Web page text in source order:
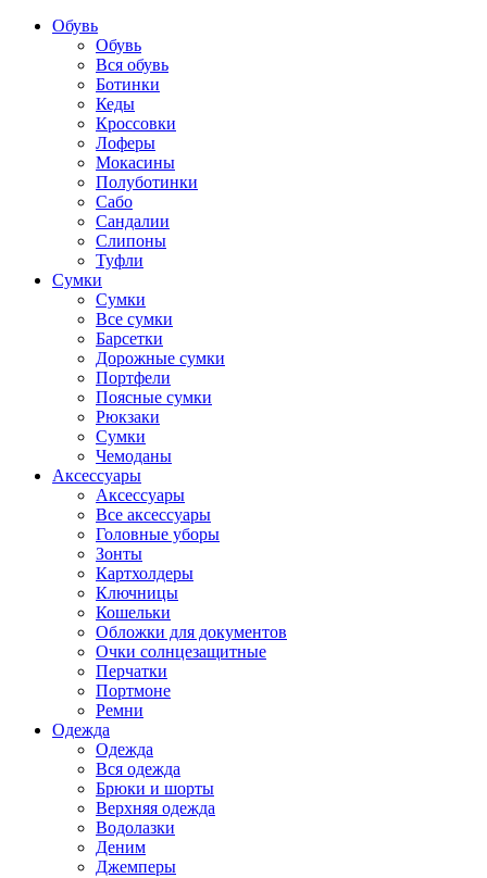
Обувь
Обувь
Вся обувь
Ботинки
Кеды
Кроссовки
Лоферы
Мокасины
Полуботинки
Сабо
Сандалии
Слипоны
Туфли
Сумки
Сумки
Все сумки
Барсетки
Дорожные сумки
Портфели
Поясные сумки
Рюкзаки
Сумки
Чемоданы
Аксессуары
Аксессуары
Все аксессуары
Головные уборы
Зонты
Картхолдеры
Ключницы
Кошельки
Обложки для документов
Очки солнцезащитные
Перчатки
Портмоне
Ремни
Одежда
Одежда
Вся одежда
Брюки и шорты
Верхняя одежда
Водолазки
Деним
Джемперы